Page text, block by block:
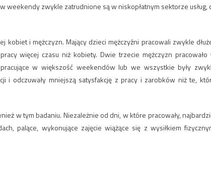
weekendy zwykle zatrudnione są w niskopłatnym sektorze usług,
i mężczyzn. Mający dzieci mężczyźni pracowali zwykle
więcej czasu niż kobiety. Dwie trzecie mężczyzn pracowało
w większość weekendów lub we wszystkie były
i odczuwały mniejszą satysfakcję z pracy i zarobków niż te,
w tym badaniu. Niezależnie od dni, w które pracowały,
palące, wykonujące zajęcie wiążące się z wysiłkiem